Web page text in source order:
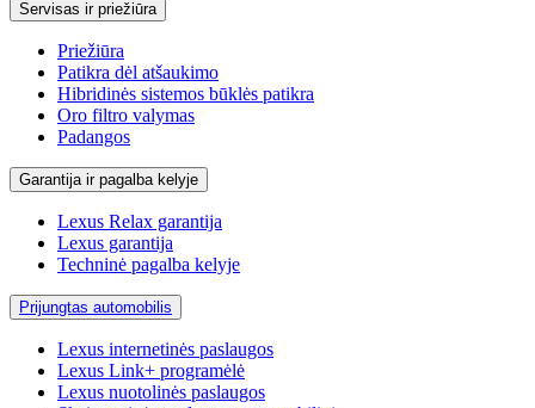
Servisas ir priežiūra
Priežiūra
Patikra dėl atšaukimo
Hibridinės sistemos būklės patikra
Oro filtro valymas
Padangos
Garantija ir pagalba kelyje
Lexus Relax garantija
Lexus garantija
Techninė pagalba kelyje
Prijungtas automobilis
Lexus internetinės paslaugos
Lexus Link+ programėlė
Lexus nuotolinės paslaugos